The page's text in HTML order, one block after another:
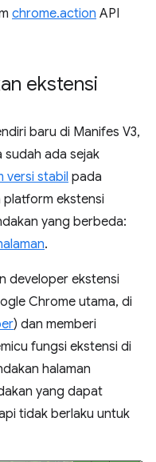
chrome.action API
ekstensi
baru di Manifes V3,
sudah ada sejak
versi stabil pada
platform ekstensi
yang berbeda:
.
developer ekstensi
Chrome utama, di
) dan memberi
fungsi ekstensi di
halaman
yang dapat
tidak berlaku untuk